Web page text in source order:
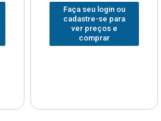
Faça seu login ou
cadastre-se para
ver preços e
comprar